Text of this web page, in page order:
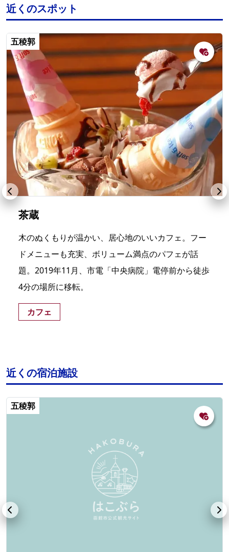
近くのスポット
五稜郭
茶蔵
木のぬくもりが温かい、居心地のいいカフェ。フー
ドメニューも充実、ボリューム満点のパフェが話
題。2019年11月、市電「中央病院」電停前から徒歩
4分の場所に移転。
カフェ
近くの宿泊施設
五稜郭